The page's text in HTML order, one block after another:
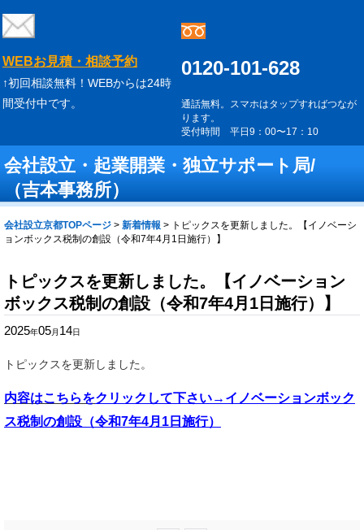
WEBお見積・相談予約
↑初回相談無料！WEBからは24時
間受付中です。
0120-101-628
通話無料。スマホはタップすればつなが
ります。
受付時間 平日9：00〜17：10
会社設立・起業開業・独立サポート局/
（吉本事務所）
会社設立京都TOPページ > 新着情報 > トピックスを更新しました。【イノベーシ
ョンボックス税制の創設（令和7年4月1日施行）】
トピックスを更新しました。【イノベーション
ボックス税制の創設（令和7年4月1日施行）】
2025年05月 14日
トピックスを更新しました。
内容はこちらをクリックして下さい→イノベーションボック
ス税制の創設（令和7年4月1日施行）